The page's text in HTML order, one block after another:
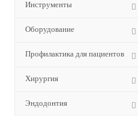
Инструменты
Оборудование
Профилактика для пациентов
Хирургия
Эндодонтия